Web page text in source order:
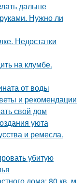
дальше
Нужно ли
Недостатки
на клумбе.
от воды
и рекомендации
свой дом
уюта
и ремесла.
убитую